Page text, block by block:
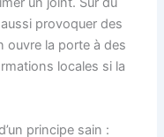
provoquer des
ouvre la porte à des
locales si la
principe sain :